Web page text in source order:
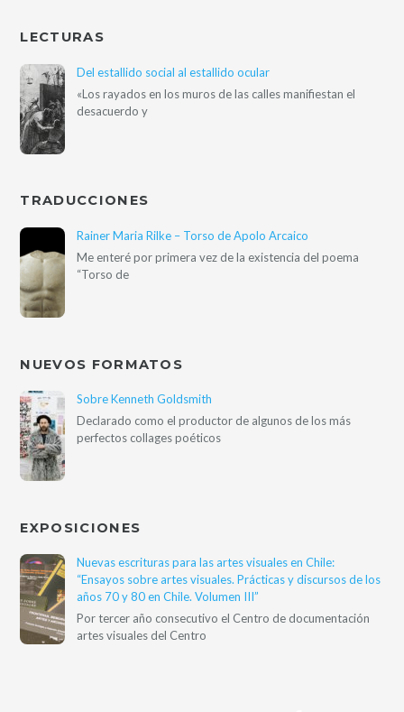
LECTURAS
Del estallido social al estallido ocular
«Los rayados en los muros de las calles manifiestan el
desacuerdo y
TRADUCCIONES
Rainer Maria Rilke – Torso de Apolo Arcaico
Me enteré por primera vez de la existencia del poema
“Torso de
NUEVOS FORMATOS
Sobre Kenneth Goldsmith
Declarado como el productor de algunos de los más
perfectos collages poéticos
EXPOSICIONES
Nuevas escrituras para las artes visuales en Chile:
“Ensayos sobre artes visuales. Prácticas y discursos de los
años 70 y 80 en Chile. Volumen III”
Por tercer año consecutivo el Centro de documentación
artes visuales del Centro